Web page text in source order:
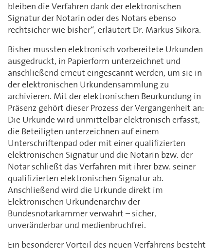
bleiben die Verfahren dank der elektronischen
Signatur der Notarin oder des Notars ebenso
rechtsicher wie bisher“, erläutert Dr. Markus Sikora.
Bisher mussten elektronisch vorbereitete Urkunden
ausgedruckt, in Papierform unterzeichnet und
anschließend erneut eingescannt werden, um sie in
der elektronischen Urkundensammlung zu
archivieren. Mit der elektronischen Beurkundung in
Präsenz gehört dieser Prozess der Vergangenheit an:
Die Urkunde wird unmittelbar elektronisch erfasst,
die Beteiligten unterzeichnen auf einem
Unterschriftenpad oder mit einer qualifizierten
elektronischen Signatur und die Notarin bzw. der
Notar schließt das Verfahren mit ihrer bzw. seiner
qualifizierten elektronischen Signatur ab.
Anschließend wird die Urkunde direkt im
Elektronischen Urkundenarchiv der
Bundesnotarkammer verwahrt – sicher,
unveränderbar und medienbruchfrei.
Ein besonderer Vorteil des neuen Verfahrens besteht